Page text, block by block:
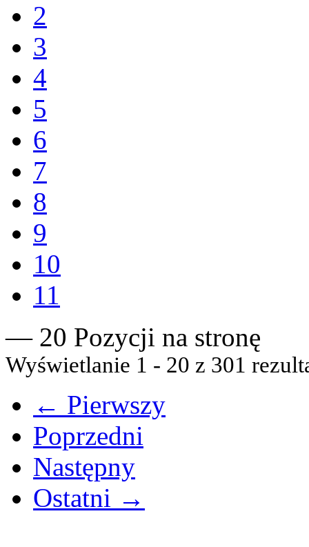
2
3
4
5
6
7
8
9
10
11
— 20 Pozycji na stronę
Wyświetlanie 1 - 20 z 301
← Pierwszy
Poprzedni
Następny
Ostatni →